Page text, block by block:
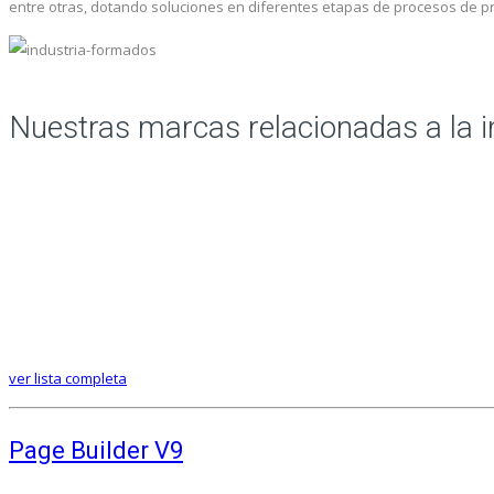
entre otras, dotando soluciones en diferentes etapas de procesos de
Nuestras marcas relacionadas a la
ver lista completa
Page Builder V9